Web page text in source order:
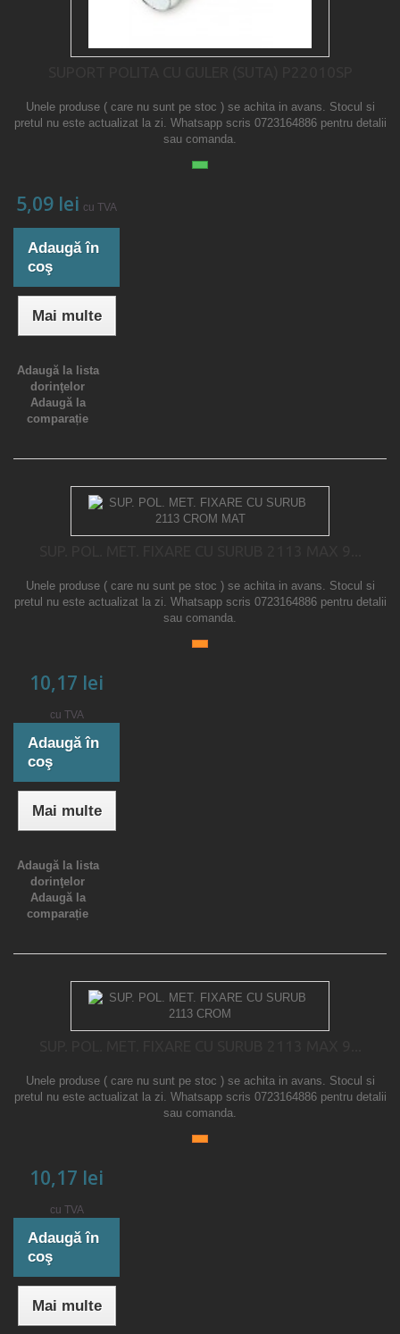
Unele produse ( care nu sunt pe stoc ) se achita in avans. Stocul si
pretul nu este actualizat la zi. Whatsapp scris 0723164886 pentru detalii
sau comanda.
5,09 lei cu TVA
Adaugă în
coş
Mai multe
Adaugă la lista
dorinţelor
Adaugă la
comparație
Unele produse ( care nu sunt pe stoc ) se achita in avans. Stocul si
pretul nu este actualizat la zi. Whatsapp scris 0723164886 pentru detalii
sau comanda.
10,17 lei
cu TVA
Adaugă în
coş
Mai multe
Adaugă la lista
dorinţelor
Adaugă la
comparație
Unele produse ( care nu sunt pe stoc ) se achita in avans. Stocul si
pretul nu este actualizat la zi. Whatsapp scris 0723164886 pentru detalii
sau comanda.
10,17 lei
cu TVA
Adaugă în
coş
Mai multe